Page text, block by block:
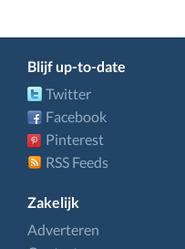
Blijf up-to-date
Twitter
Facebook
Pinterest
RSS Feeds
Zakelijk
Adverteren